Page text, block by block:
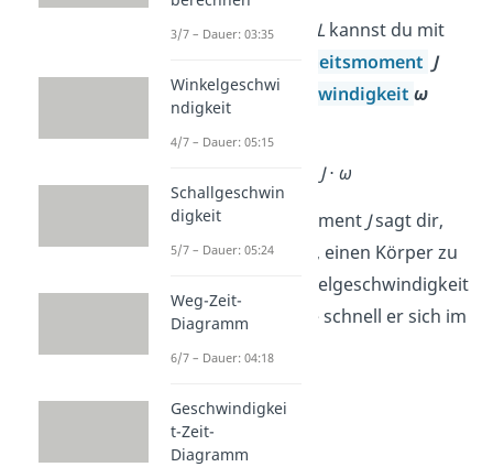
Den Drehimpuls
Lkannst du mit
Trägheitsmoment J
malWinkelgeschwindigkeit ω
berechnen:
J⋅ω
Das Trägheitsmoment Jsagt dir,
wie schwer es ist, einen Körper zu
drehen. Die Winkelgeschwindigkeit
ωbeschreibt, wie schnell er sich im
Kreis dreht.
3/7 – Dauer: 03:35
Winkelgeschwi
ndigkeit
4/7 – Dauer: 05:15
Schallgeschwin
digkeit
5/7 – Dauer: 05:24
Weg-Zeit-
Diagramm
6/7 – Dauer: 04:18
Geschwindigkei
t-Zeit-
Diagramm